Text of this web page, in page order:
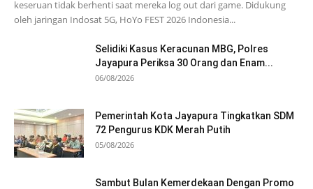
keseruan tidak berhenti saat mereka log out dari game. Didukung
oleh jaringan Indosat 5G, HoYo FEST 2026 Indonesia...
Selidiki Kasus Keracunan MBG, Polres
Jayapura Periksa 30 Orang dan Enam...
06/08/2026
Pemerintah Kota Jayapura Tingkatkan SDM
72 Pengurus KDK Merah Putih
05/08/2026
Sambut Bulan Kemerdekaan Dengan Promo